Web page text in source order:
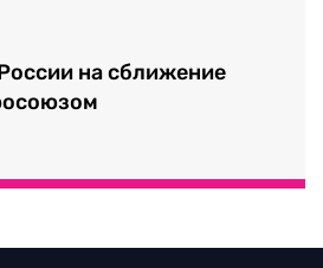
на сближение